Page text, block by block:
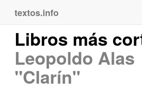
textos.info
Libros más
Leopoldo Alas
"Clarín"